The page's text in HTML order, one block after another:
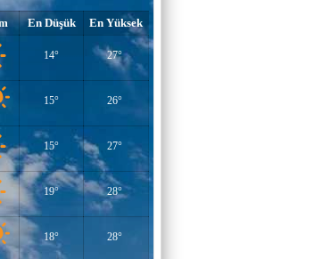
En Düşük En Yüksek
14° 27°
15° 26°
15° 27°
19° 28°
18° 28°